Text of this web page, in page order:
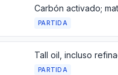
PARTIDA
Tall oil, incluso
PARTIDA